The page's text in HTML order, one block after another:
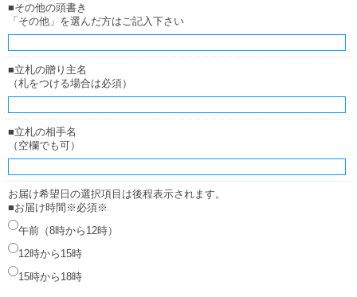
■その他の頭書き
「その他」を選んだ方はご記入下さい
■立札の贈り主名
（札をつける場合は必須）
■立札の相手名
（空欄でも可）
お届け希望日の選択項目は後程表示されます。
■お届け時間※必須※
午前（8時から12時）
12時から15時
15時から18時